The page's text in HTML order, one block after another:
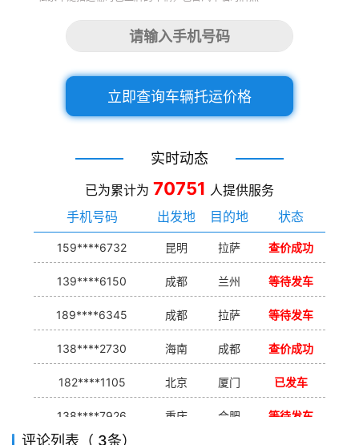
立即查询车辆托运价格
实时动态
已为累计为 70751 人提供服务
手机号码
出发地 目的地 状态
159****6732 昆明 拉萨 查价成功
139****6150 成都 兰州 等待发车
189****6345 成都 拉萨 等待发车
138****2730 海南 成都 查价成功
182****1105 北京 厦门 已发车
138****7926 重庆 合肥 等待发车
评论列表（ 3条）